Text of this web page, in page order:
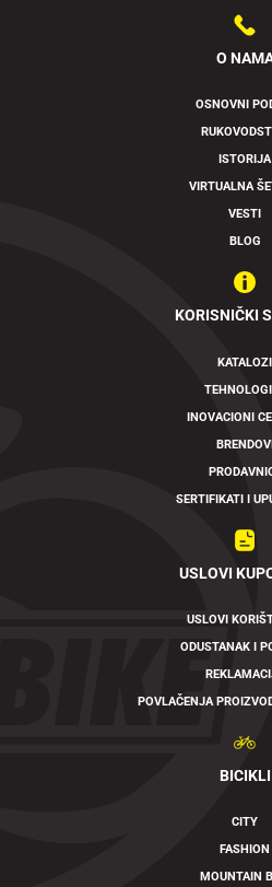
O
OSNOVNI
ISTORIJA
VIRTUALNA
VESTI
BLOG
KORISNIČKI
KATALOZI
INOVACIONI
SERTIFIKATI I
USLOVI
USLOVI
ODUSTANAK I
POVLAČENJA
BICIKLI
CITY
FASHION
MOUNTAIN